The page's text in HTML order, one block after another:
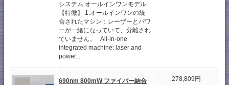
システム オールインワンモデル
【特徴】 1.オールインワンの統
合されたマシン：レーザーとパワ
ーが一緒になっていて、分離され
ていません。 All-in-one
integrated machine: laser and
power...
690nm 800mW ファイバー結合
278,809円